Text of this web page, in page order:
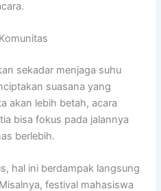
sekadar menjaga suhu
suasana yang
akan lebih betah, acara
bisa fokus pada jalannya
berlebih.
hal ini berdampak langsung
festival mahasiswa